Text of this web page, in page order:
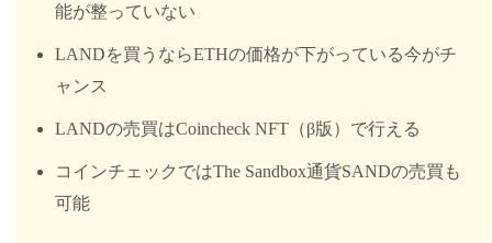
能が整っていない
LANDを買うならETHの価格が下がっている今がチ
ャンス
LANDの売買はCoincheck NFT（β版）で行える
コインチェックではThe Sandbox通貨SANDの売買も
可能